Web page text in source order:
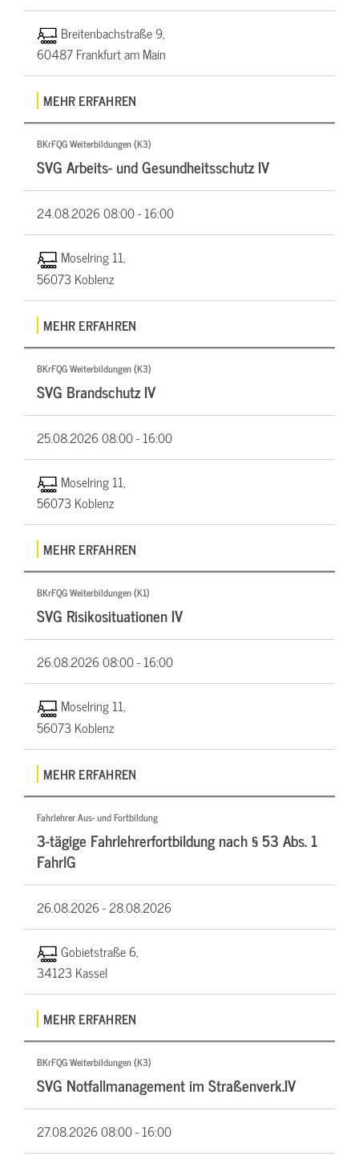
Breitenbachstraße 9,
60487 Frankfurt am Main
MEHR ERFAHREN
BKrFQG Weiterbildungen (K3)
SVG Arbeits- und Gesundheitsschutz IV
24.08.202608:00 - 16:00
Moselring 11,
56073 Koblenz
MEHR ERFAHREN
BKrFQG Weiterbildungen (K3)
SVG Brandschutz IV
25.08.202608:00 - 16:00
Moselring 11,
56073 Koblenz
MEHR ERFAHREN
BKrFQG Weiterbildungen (K1)
SVG Risikosituationen IV
26.08.202608:00 - 16:00
Moselring 11,
56073 Koblenz
MEHR ERFAHREN
Fahrlehrer Aus- und Fortbildung
3-tägige Fahrlehrerfortbildung nach § 53 Abs. 1
FahrlG
26.08.2026 -28.08.2026
Gobietstraße 6,
34123 Kassel
MEHR ERFAHREN
BKrFQG Weiterbildungen (K3)
SVG Notfallmanagement im Straßenverk.IV
27.08.202608:00 - 16:00